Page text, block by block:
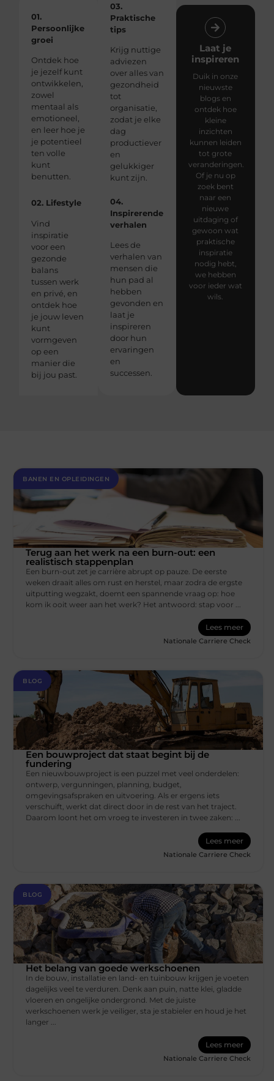
01.
Persoonlijke
groei
Ontdek hoe
je jezelf kunt
ontwikkelen,
zowel
mentaal als
emotioneel,
en leer hoe je
je potentieel
ten volle
kunt
benutten.
02. Lifestyle
Vind
inspiratie
voor een
gezonde
balans
tussen werk
en privé, en
ontdek hoe
je jouw leven
kunt
vormgeven
op een
manier die
bij jou past.
Laat je
inspireren
Duik in onze
nieuwste
blogs en
ontdek hoe
kleine
inzichten
kunnen leiden
tot grote
veranderingen.
Of je nu op
zoek bent
naar een
nieuwe
uitdaging of
gewoon wat
praktische
inspiratie
nodig hebt,
we hebben
voor ieder wat
wils.
03.
Praktische
tips
Krijg nuttige
adviezen
over alles van
gezondheid
tot
organisatie,
zodat je elke
dag
productiever
en
gelukkiger
kunt zijn.
04.
Inspirerende
verhalen
Lees de
verhalen van
mensen die
hun pad al
hebben
gevonden en
laat je
inspireren
door hun
ervaringen
en
successen.
BANEN EN OPLEIDINGEN
Terug aan het werk na een burn-out: een
realistisch stappenplan
Een burn-out zet je carrière abrupt op pauze. De eerste
weken draait alles om rust en herstel, maar zodra de ergste
uitputting wegzakt, doemt een spannende vraag op: hoe
kom ik ooit weer aan het werk? Het antwoord: stap voor ...
Lees meer
Nationale Carriere Check
BLOG
Een bouwproject dat staat begint bij de
fundering
Een nieuwbouwproject is een puzzel met veel onderdelen:
ontwerp, vergunningen, planning, budget,
omgevingsafspraken en uitvoering. Als er ergens iets
verschuift, werkt dat direct door in de rest van het traject.
Daarom loont het om vroeg te investeren in twee zaken: ...
Lees meer
Nationale Carriere Check
BLOG
Het belang van goede werkschoenen
In de bouw, installatie en land- en tuinbouw krijgen je voeten
dagelijks veel te verduren. Denk aan puin, natte klei, gladde
vloeren en ongelijke ondergrond. Met de juiste
werkschoenen werk je veiliger, sta je stabieler en houd je het
langer ...
Lees meer
Nationale Carriere Check